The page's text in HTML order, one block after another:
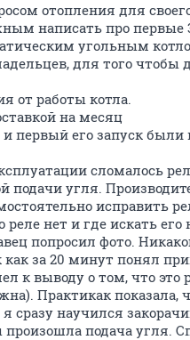
отопления для
написать про первые
угольным
для того чтобы
от работы котла.
на месяц
и первый его запуск
сломалось
подачи угля.
исправить
реле нет и где искать его
попросил фото.
как за 20 минут понял
к выводу о том, что это
Практикак показала,
сразу научился
произошла подача угля.